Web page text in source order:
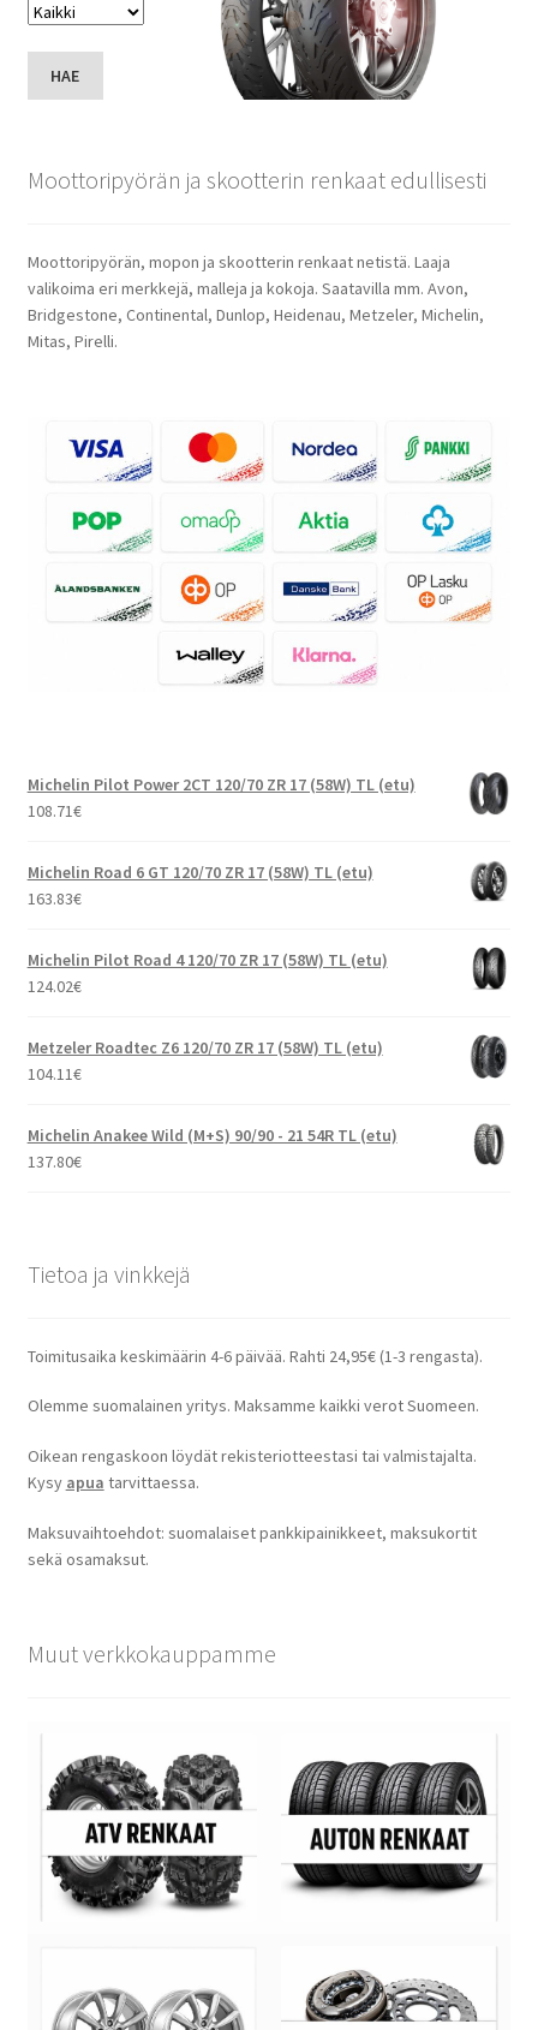
HAE
Moottoripyörän ja skootterin renkaat edullisesti
Moottoripyörän, mopon ja skootterin renkaat netistä. Laaja
valikoima eri merkkejä, malleja ja kokoja. Saatavilla mm. Avon,
Bridgestone, Continental, Dunlop, Heidenau, Metzeler, Michelin,
Mitas, Pirelli.
Michelin Pilot Power 2CT 120/70 ZR 17 (58W) TL (etu)
108.71€
Michelin Road 6 GT 120/70 ZR 17 (58W) TL (etu)
163.83€
Michelin Pilot Road 4 120/70 ZR 17 (58W) TL (etu)
124.02€
Metzeler Roadtec Z6 120/70 ZR 17 (58W) TL (etu)
104.11€
Michelin Anakee Wild (M+S) 90/90 - 21 54R TL (etu)
137.80€
Tietoa ja vinkkejä
Toimitusaika keskimäärin 4-6 päivää. Rahti 24,95€ (1-3 rengasta).
Olemme suomalainen yritys. Maksamme kaikki verot Suomeen.
Oikean rengaskoon löydät rekisteriotteestasi tai valmistajalta.
Kysy apua tarvittaessa.
Maksuvaihtoehdot: suomalaiset pankkipainikkeet, maksukortit
sekä osamaksut.
Muut verkkokauppamme